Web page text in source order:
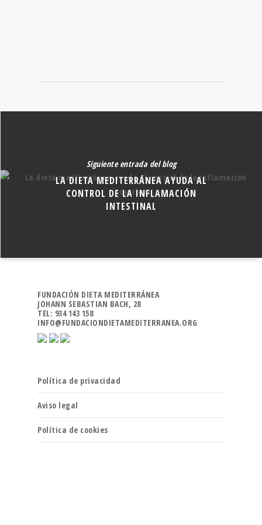
Siguiente entrada del blog
LA DIETA MEDITERRÁNEA AYUDA AL
CONTROL DE LA INFLAMACIÓN
INTESTINAL
FUNDACIÓN DIETA MEDITERRÁNEA
JOHANN SEBASTIAN BACH, 28
TEL: 934 143 158
INFO@FUNDACIONDIETAMEDITERRANEA.ORG
Política de privacidad
Aviso legal
Política de cookies